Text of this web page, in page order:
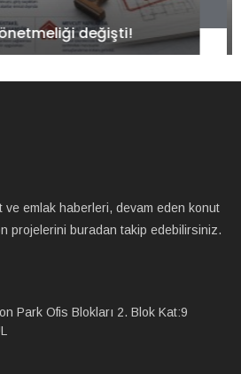
Dolayoba projesiyle ilgili
emlak haberleri, devam eden konut
projelerini buradan takip edebilirsiniz.
Park Ofis Blokları 2. Blok Kat:9